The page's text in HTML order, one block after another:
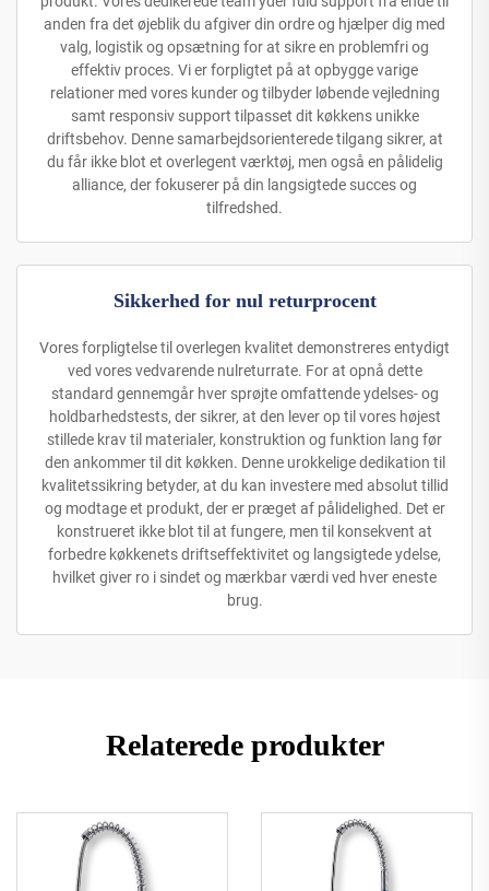
anden fra det øjeblik du afgiver din ordre og hjælper dig med
valg, logistik og opsætning for at sikre en problemfri og
effektiv proces. Vi er forpligtet på at opbygge varige
relationer med vores kunder og tilbyder løbende vejledning
samt responsiv support tilpasset dit køkkens unikke
driftsbehov. Denne samarbejdsorienterede tilgang sikrer, at
du får ikke blot et overlegent værktøj, men også en pålidelig
alliance, der fokuserer på din langsigtede succes og
tilfredshed.
Sikkerhed for nul returprocent
Vores forpligtelse til overlegen kvalitet demonstreres entydigt
ved vores vedvarende nulreturrate. For at opnå dette
standard gennemgår hver sprøjte omfattende ydelses- og
holdbarhedstests, der sikrer, at den lever op til vores højest
stillede krav til materialer, konstruktion og funktion lang før
den ankommer til dit køkken. Denne urokkelige dedikation til
kvalitetssikring betyder, at du kan investere med absolut tillid
og modtage et produkt, der er præget af pålidelighed. Det er
konstrueret ikke blot til at fungere, men til konsekvent at
forbedre køkkenets driftseffektivitet og langsigtede ydelse,
hvilket giver ro i sindet og mærkbar værdi ved hver eneste
brug.
Relaterede produkter